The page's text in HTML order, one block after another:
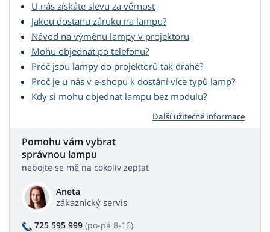
U nás získáte slevu za věrnost
Jakou dostanu záruku na lampu?
Návod na výměnu lampy v projektoru
Mohu objednat po telefonu?
Proč jsou lampy do projektorů tak drahé?
Proč je u nás v e-shopu k dostání více typů lamp?
Kdy si mohu objednat lampu bez modulu?
Další užitečné informace
Pomohu vám vybrat
správnou lampu
nebojte se mě na cokoliv zeptat
Aneta
zákaznický servis
725 595 999 (po-pá 8-16)